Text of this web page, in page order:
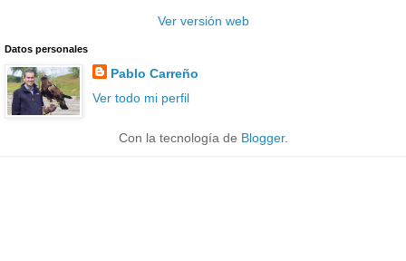
Ver versión web
Datos personales
Pablo Carreño
Ver todo mi perfil
Con la tecnología de Blogger.